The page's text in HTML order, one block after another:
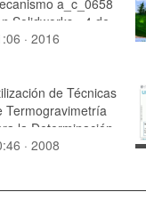
Solidworks - 4 de
· 2016
de Técnicas
Termogravimetría
la Determinación
de
· 2008